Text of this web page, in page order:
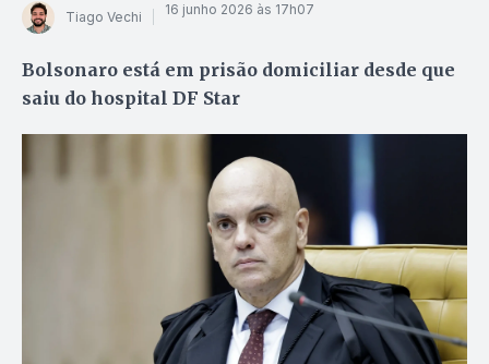
Tiago Vechi 16 junho 2026 às 17h07
Bolsonaro está em prisão domiciliar desde que
saiu do hospital DF Star